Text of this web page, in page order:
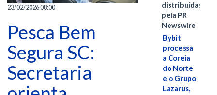
23/02/2026 08:00
Pesca Bem
Segura SC:
Secretaria
distribuídas
pela PR
Newswire
Bybit
processa
a Coreia
do Norte
e o Grupo
Lazarus,